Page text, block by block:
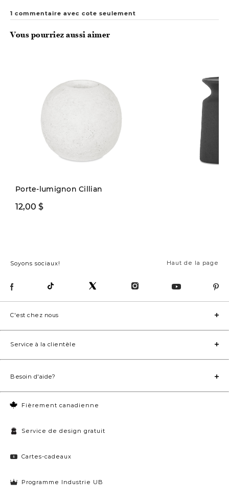
Vous pourriez aussi aimer
Porte-lumignon Cillian
12,00 $
Haut de la page
Soyons sociaux!
Fièrement canadienne
Service de design gratuit
Cartes-cadeaux
Programme Industrie UB
C'est chez nous
Service à la clientèle
Besoin d'aide?